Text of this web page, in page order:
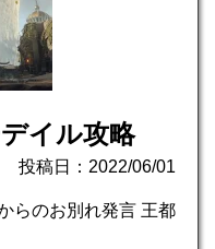
イル攻略
投稿日：2022/06/01
らのお別れ発言 王都